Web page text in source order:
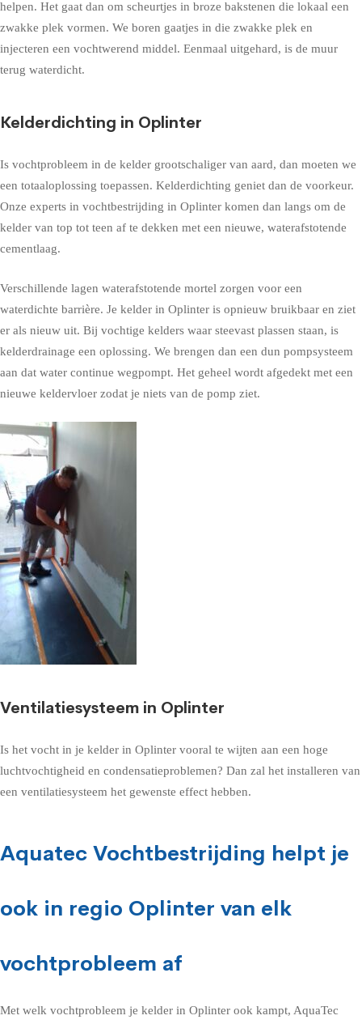
helpen. Het gaat dan om scheurtjes in broze bakstenen die lokaal een
zwakke plek vormen. We boren gaatjes in die zwakke plek en
injecteren een vochtwerend middel. Eenmaal uitgehard, is de muur
terug waterdicht.
Kelderdichting in Oplinter
Is vochtprobleem in de kelder grootschaliger van aard, dan moeten we
een totaaloplossing toepassen. Kelderdichting geniet dan de voorkeur.
Onze experts in vochtbestrijding in Oplinter komen dan langs om de
kelder van top tot teen af te dekken met een nieuwe, waterafstotende
cementlaag.
Verschillende lagen waterafstotende mortel zorgen voor een
waterdichte barrière. Je kelder in Oplinter is opnieuw bruikbaar en ziet
er als nieuw uit. Bij vochtige kelders waar steevast plassen staan, is
kelderdrainage een oplossing. We brengen dan een dun pompsysteem
aan dat water continue wegpompt. Het geheel wordt afgedekt met een
nieuwe keldervloer zodat je niets van de pomp ziet.
Ventilatiesysteem in Oplinter
Is het vocht in je kelder in Oplinter vooral te wijten aan een hoge
luchtvochtigheid en condensatieproblemen? Dan zal het installeren van
een ventilatiesysteem het gewenste effect hebben.
Aquatec Vochtbestrijding helpt je
ook in regio Oplinter van elk
vochtprobleem af
Met welk vochtprobleem je kelder in Oplinter ook kampt, AquaTec